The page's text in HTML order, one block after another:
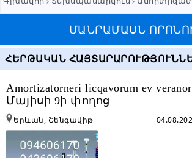
ՄԱՆՐԱՄԱՍՆ
ՀԵՐԹԱԿԱՆ
Amortizatorneri licqavorum ev
Մայիսի 9ի փողոց
Երևան, Շենգավիթ